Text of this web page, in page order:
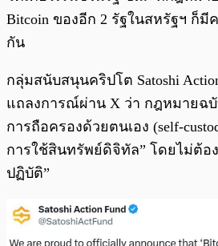
Bitcoin ของอีก 2 รัฐในสหรัฐฯ ก็
กัน
กลุ่มสนับสนุนคริปโต Satoshi
แถลงการณ์ผ่าน X ว่า กฎหมายฉ
การถือครองด้วยตนเอง (self-
การใช้สินทรัพย์ดิจิทัล” โดยไม่ต้อ
ปฏิบัติ”